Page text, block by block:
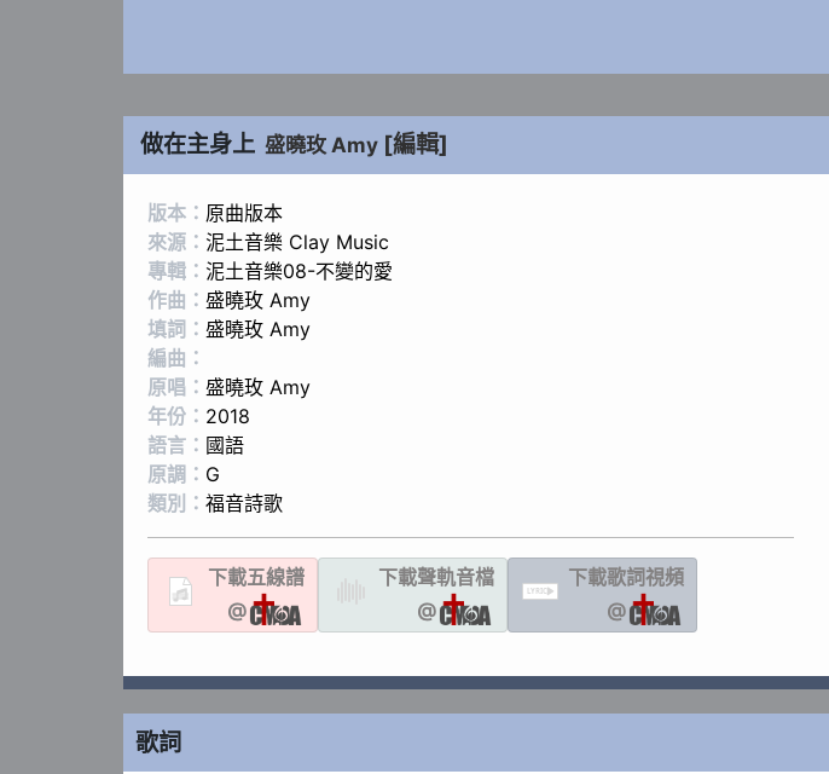
做在主身上 盛曉玫 Amy [編輯]
版本： 原曲版本
來源： 泥土音樂 Clay Music
專輯： 泥土音樂08-不變的愛
作曲： 盛曉玫 Amy
填詞： 盛曉玫 Amy
編曲：
原唱： 盛曉玫 Amy
年份： 2018
語言： 國語
原調： G
類別： 福音詩歌
下載五線譜
@
下載聲軌音檔
@
LYRIC
下載歌詞視頻
@
歌詞